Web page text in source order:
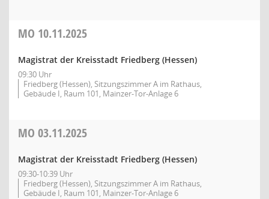
MO 10.11.2025
Magistrat der Kreisstadt Friedberg (Hessen)
09:30 Uhr
Friedberg (Hessen), Sitzungszimmer A im Rathaus,
Gebäude I, Raum 101, Mainzer-Tor-Anlage 6
MO 03.11.2025
Magistrat der Kreisstadt Friedberg (Hessen)
09:30-10:39 Uhr
Friedberg (Hessen), Sitzungszimmer A im Rathaus,
Gebäude I, Raum 101, Mainzer-Tor-Anlage 6